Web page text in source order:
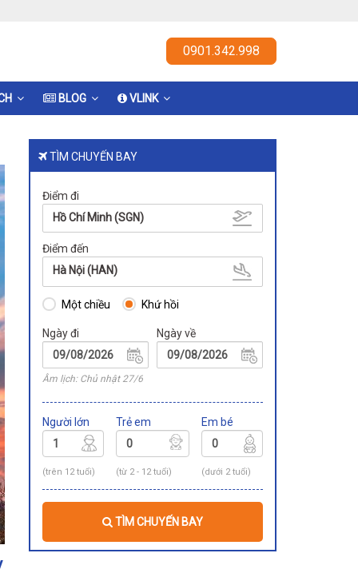
0901.342.998
BLOG VLINK
TÌM CHUYẾN BAY
Điểm đi
Hồ Chí Minh (SGN)
Điểm đến
Hà Nội (HAN)
Một chiều Khứ hồi
Ngày đi
Âm lịch: Chủ nhật 27/6
Ngày về
Người lớn
(trên 12 tuổi)
Trẻ em
(từ 2 - 12 tuổi)
Em bé
(dưới 2 tuổi)
TÌM CHUYẾN BAY